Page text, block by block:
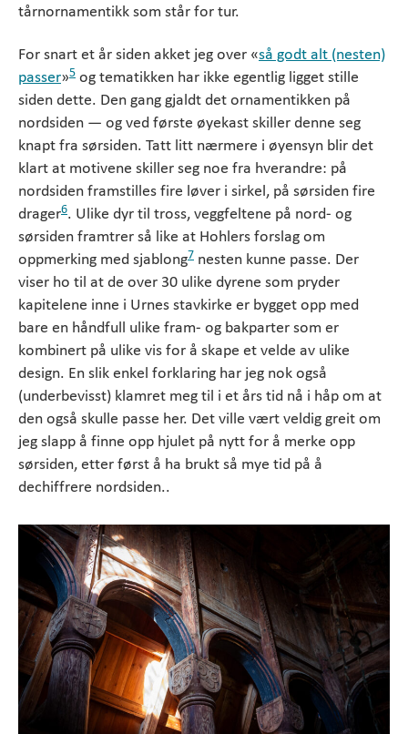
tårnornamentikk som står for tur.
For snart et år siden akket jeg over «så godt alt (nesten)
passer»5 og tematikken har ikke egentlig ligget stille
siden dette. Den gang gjaldt det ornamentikken på
nordsiden — og ved første øyekast skiller denne seg
knapt fra sørsiden. Tatt litt nærmere i øyensyn blir det
klart at motivene skiller seg noe fra hverandre: på
nordsiden framstilles fire løver i sirkel, på sørsiden fire
drager6. Ulike dyr til tross, veggfeltene på nord- og
sørsiden framtrer så like at Hohlers forslag om
oppmerking med sjablong7 nesten kunne passe. Der
viser ho til at de over 30 ulike dyrene som pryder
kapitelene inne i Urnes stavkirke er bygget opp med
bare en håndfull ulike fram- og bakparter som er
kombinert på ulike vis for å skape et velde av ulike
design. En slik enkel forklaring har jeg nok også
(underbevisst) klamret meg til i et års tid nå i håp om at
den også skulle passe her. Det ville vært veldig greit om
jeg slapp å finne opp hjulet på nytt for å merke opp
sørsiden, etter først å ha brukt så mye tid på å
dechiffrere nordsiden..